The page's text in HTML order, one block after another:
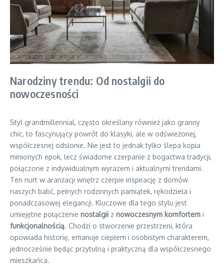
Narodziny trendu: Od nostalgii do
nowoczesności
Styl grandmillennial, często określany również jako granny
chic, to fascynujący powrót do klasyki, ale w odświeżonej,
współczesnej odsłonie. Nie jest to jednak tylko ślepa kopia
minionych epok, lecz świadome czerpanie z bogactwa tradycji,
połączone z indywidualnym wyrazem i aktualnymi trendami.
Ten nurt w aranżacji wnętrz czerpie inspirację z domów
naszych babć, pełnych rodzinnych pamiątek, rękodzieła i
ponadczasowej elegancji. Kluczowe dla tego stylu jest
umiejętne połączenie nostalgii z nowoczesnym komfortem i
funkcjonalnością. Chodzi o stworzenie przestrzeni, która
opowiada historię, emanuje ciepłem i osobistym charakterem,
jednocześnie będąc przytulną i praktyczną dla współczesnego
mieszkańca.